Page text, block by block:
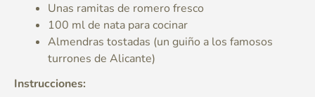
Unas ramitas de romero fresco
100 ml de nata para cocinar
Almendras tostadas (un guiño a los famosos
turrones de Alicante)
Instrucciones: